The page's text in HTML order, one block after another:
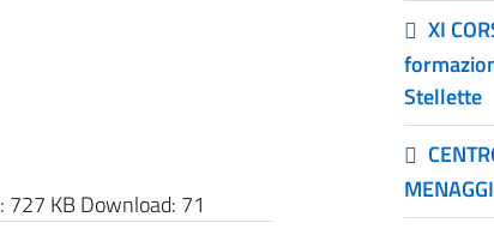
727 KB Download: 71
XI
Stellette